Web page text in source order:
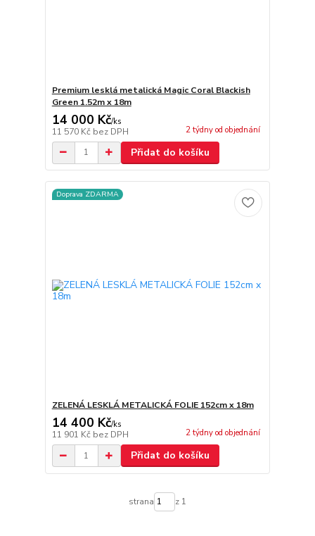
Premium lesklá metalická Magic Coral Blackish
Green 1.52m x 18m
14 000 Kč/ks
11 570 Kč bez DPH 2 týdny od objednání
Přidat do košíku
Doprava ZDARMA
ZELENÁ LESKLÁ METALICKÁ FOLIE 152cm x 18m
14 400 Kč/ks
11 901 Kč bez DPH 2 týdny od objednání
Přidat do košíku
strana z 1